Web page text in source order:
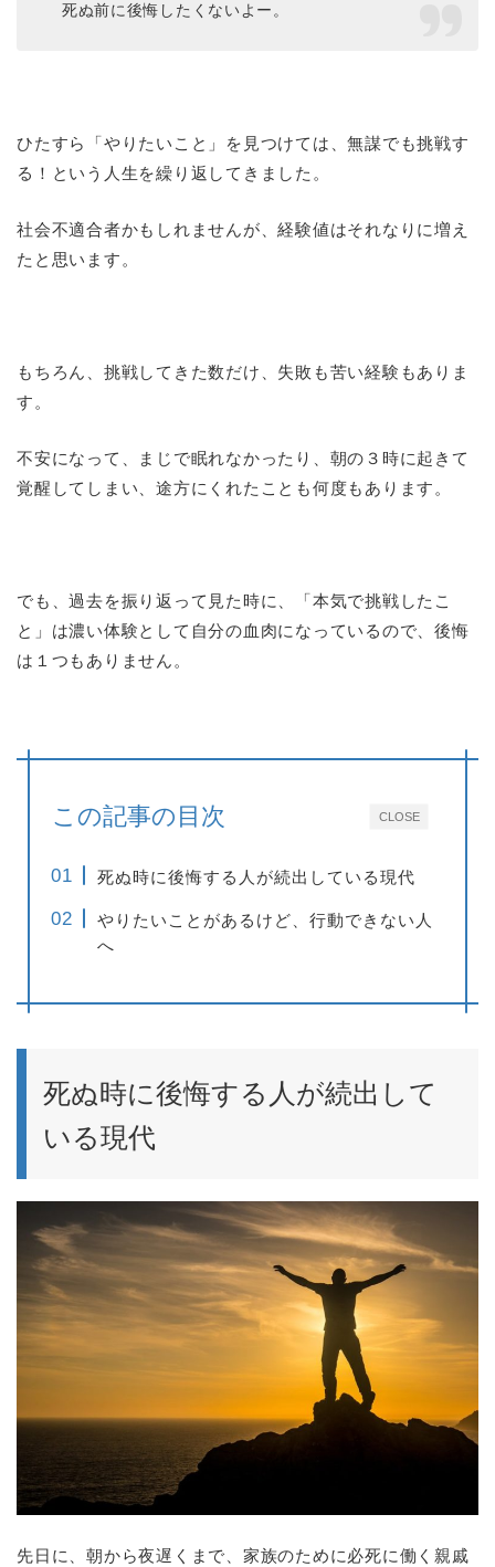
死ぬ前に後悔したくないよー。
ひたすら「やりたいこと」を見つけては、無謀でも挑戦す
る！という人生を繰り返してきました。
社会不適合者かもしれませんが、経験値はそれなりに増え
たと思います。
もちろん、挑戦してきた数だけ、失敗も苦い経験もありま
す。
不安になって、まじで眠れなかったり、朝の３時に起きて
覚醒してしまい、途方にくれたことも何度もあります。
でも、過去を振り返って見た時に、「本気で挑戦したこ
と」は濃い体験として自分の血肉になっているので、後悔
は１つもありません。
CLOSE
この記事の目次
死ぬ時に後悔する人が続出している現代
やりたいことがあるけど、行動できない人
へ
死ぬ時に後悔する人が続出して
いる現代
先日に、朝から夜遅くまで、家族のために必死に働く親戚